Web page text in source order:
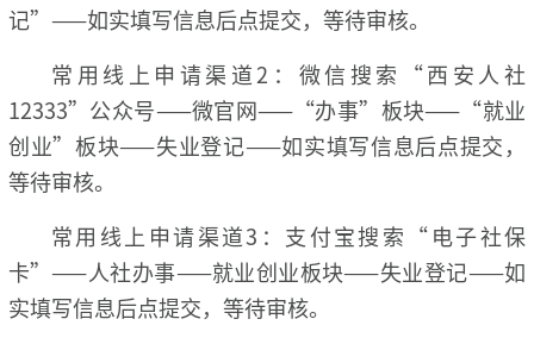
记”——如实填写信息后点提交，等待审核。
常用线上申请渠道2：微信搜索“西安人社
12333”公众号——微官网——“办事”板块——“就业
创业”板块——失业登记——如实填写信息后点提交，
等待审核。
常用线上申请渠道3：支付宝搜索“电子社保
卡”——人社办事——就业创业板块——失业登记——如
实填写信息后点提交，等待审核。